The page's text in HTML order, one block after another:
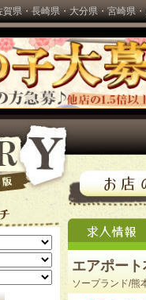
県・長崎県・大分県・宮崎県
エアポー
ソープランド/熊